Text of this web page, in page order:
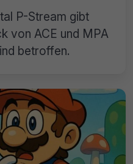
P-Stream gibt
von ACE und MPA
betroffen.